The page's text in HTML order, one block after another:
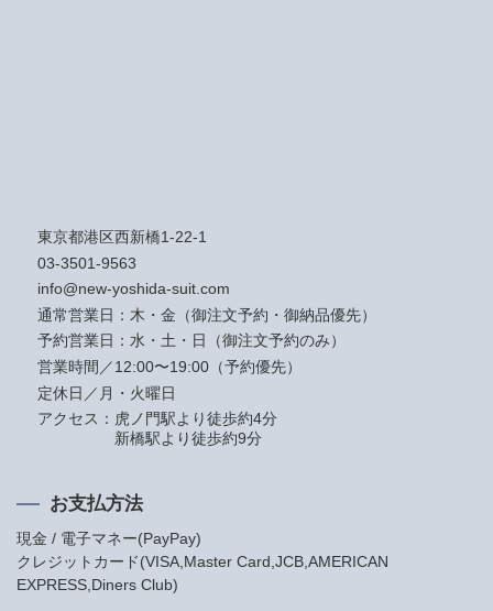
東京都港区西新橋1-22-1
03-3501-9563
info@new-yoshida-suit.com
通常営業日：木・金（御注文予約・御納品優先）
予約営業日：水・土・日（御注文予約のみ）
営業時間／12:00〜19:00（予約優先）
定休日／月・火曜日
アクセス： 虎ノ門駅より徒歩約4分
新橋駅より徒歩約9分
お支払方法
現金 / 電子マネー(PayPay)
クレジットカード(VISA,Master Card,JCB,AMERICAN
EXPRESS,Diners Club)